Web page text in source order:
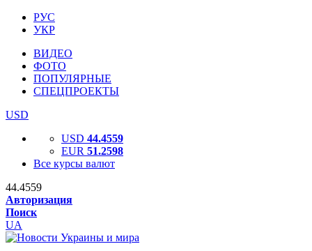
РУС
УКР
ВИДЕО
ФОТО
ПОПУЛЯРНЫЕ
СПЕЦПРОЕКТЫ
USD
USD 44.4559
EUR 51.2598
Все курсы валют
44.4559
Авторизация
Поиск
UA